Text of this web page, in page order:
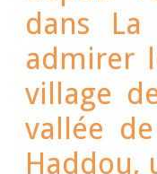
dans
admirer
village
vallée
Haddou,